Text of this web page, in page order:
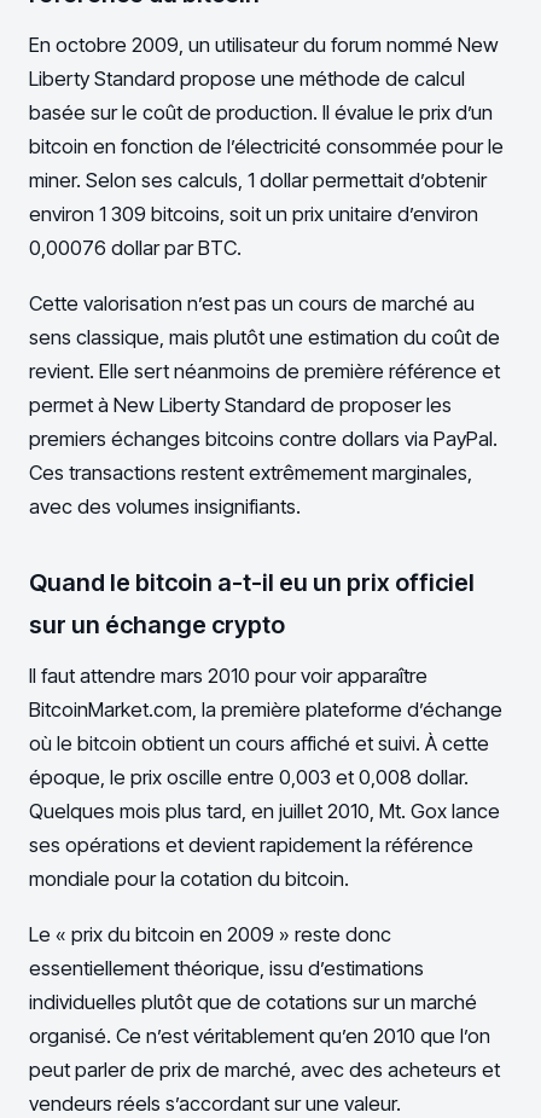
En octobre 2009, un utilisateur du forum nommé New
Liberty Standard propose une méthode de calcul
basée sur le coût de production. Il évalue le prix d’un
bitcoin en fonction de l’électricité consommée pour le
miner. Selon ses calculs, 1 dollar permettait d’obtenir
environ 1 309 bitcoins, soit un prix unitaire d’environ
0,00076 dollar par BTC.
Cette valorisation n’est pas un cours de marché au
sens classique, mais plutôt une estimation du coût de
revient. Elle sert néanmoins de première référence et
permet à New Liberty Standard de proposer les
premiers échanges bitcoins contre dollars via PayPal.
Ces transactions restent extrêmement marginales,
avec des volumes insignifiants.
Quand le bitcoin a-t-il eu un prix officiel
sur un échange crypto
Il faut attendre mars 2010 pour voir apparaître
BitcoinMarket.com, la première plateforme d’échange
où le bitcoin obtient un cours affiché et suivi. À cette
époque, le prix oscille entre 0,003 et 0,008 dollar.
Quelques mois plus tard, en juillet 2010, Mt. Gox lance
ses opérations et devient rapidement la référence
mondiale pour la cotation du bitcoin.
Le « prix du bitcoin en 2009 » reste donc
essentiellement théorique, issu d’estimations
individuelles plutôt que de cotations sur un marché
organisé. Ce n’est véritablement qu’en 2010 que l’on
peut parler de prix de marché, avec des acheteurs et
vendeurs réels s’accordant sur une valeur.